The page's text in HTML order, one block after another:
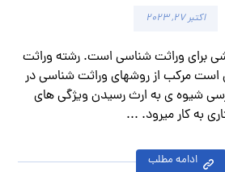
اکتبر ۲۷, ۲۰۲۳
برای وراثت شناسی است. رشته وراثت
است مرکب از روشهای وراثت شناسی در
شیوه ی به ارث رسیدن ویژگی های
به کار میرود. ...
ادامه مطلب